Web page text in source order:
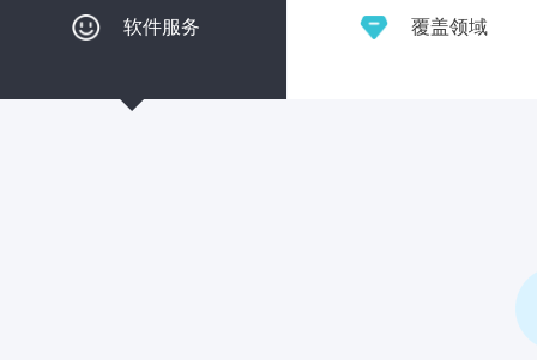
软件服务 覆盖领域